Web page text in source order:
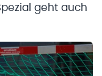
geht auch